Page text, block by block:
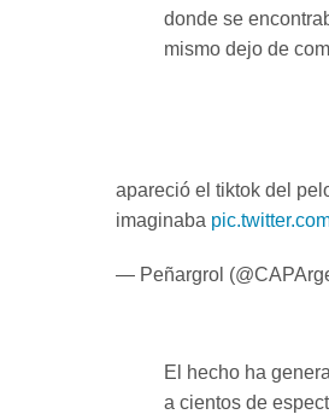
donde se
mismo dejo de
apareció el tiktok del
imaginaba
— Peñargrol
El hecho ha
a cientos de